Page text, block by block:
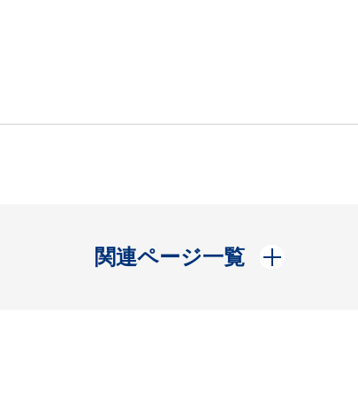
関連ページ一覧
開く